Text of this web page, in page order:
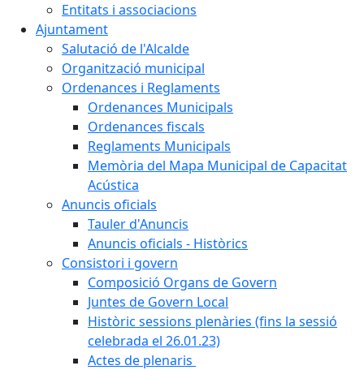
Entitats i associacions
Ajuntament
Salutació de l'Alcalde
Organització municipal
Ordenances i Reglaments
Ordenances Municipals
Ordenances fiscals
Reglaments Municipals
Memòria del Mapa Municipal de Capacitat
Acústica
Anuncis oficials
Tauler d'Anuncis
Anuncis oficials - Històrics
Consistori i govern
Composició Organs de Govern
Juntes de Govern Local
Històric sessions plenàries (fins la sessió
celebrada el 26.01.23)
Actes de plenaris